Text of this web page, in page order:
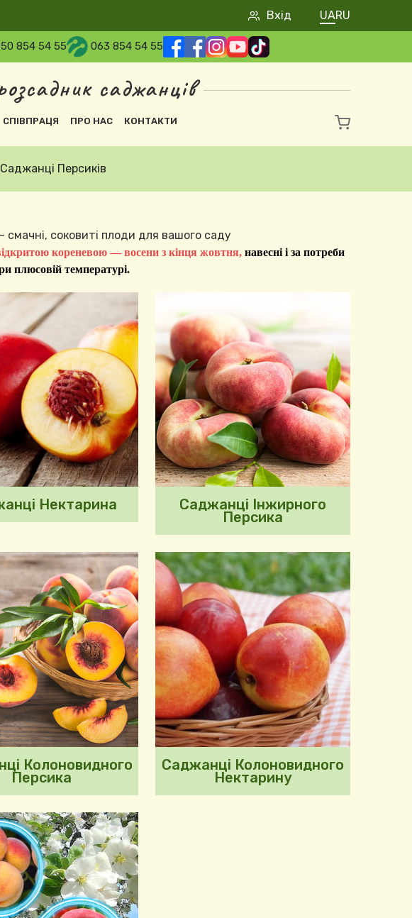
User account
Вхід UARU
854 54 55 063 854 54 55
саджанців
СПІВПРАЦЯ ПРО НАС КОНТАКТИ
Саджанці Персиків
смачні, соковиті плоди для вашого саду
кореневою — восени з кінця жовтня,навесні і за потреби
плюсовій температурі.
Нектарина Саджанці Інжирного
Персика
Колоновидного
Персика
Саджанці Колоновидного
Нектарину